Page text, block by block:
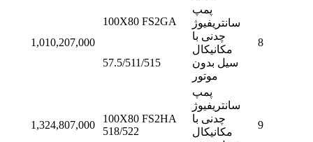
1,010,207,000
100X80 FS2GA
پمپ
سانتریفیوژ
چدنی با
مکانیکال
سیل بدون
موتور
8
57.5/511/515
1,324,807,000
100X80 FS2HA
518/522
پمپ
سانتریفیوژ
چدنی با
مکانیکال
9